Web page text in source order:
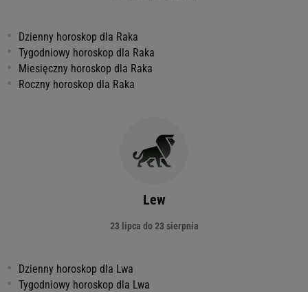
Dzienny horoskop dla Raka
Tygodniowy horoskop dla Raka
Miesięczny horoskop dla Raka
Roczny horoskop dla Raka
Lew
23 lipca do 23 sierpnia
Dzienny horoskop dla Lwa
Tygodniowy horoskop dla Lwa